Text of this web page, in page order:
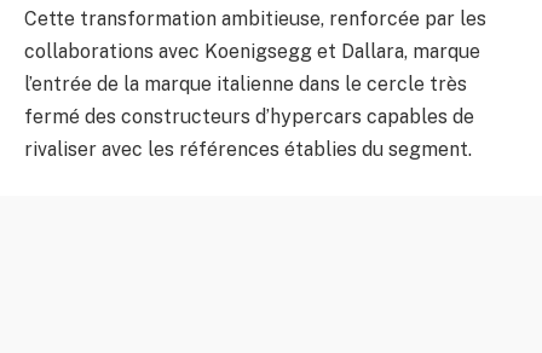
Cette transformation ambitieuse, renforcée par les
collaborations avec Koenigsegg et Dallara, marque
l’entrée de la marque italienne dans le cercle très
fermé des constructeurs d’hypercars capables de
rivaliser avec les références établies du segment.